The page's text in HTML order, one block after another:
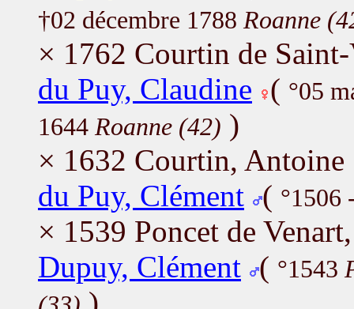
†02 décembre 1788 Roanne
× 1762 Courtin de
du Puy, Claudine ( °05
1644 Roanne (42) )
× 1632 Courtin, Antoine
du Puy, Clément ( °1506
× 1539 Poncet de
Dupuy, Clément ( °1543
)